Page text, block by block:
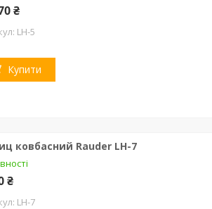
₴
LH-5
Купити
ковбасний Rauder LH-7
₴
LH-7